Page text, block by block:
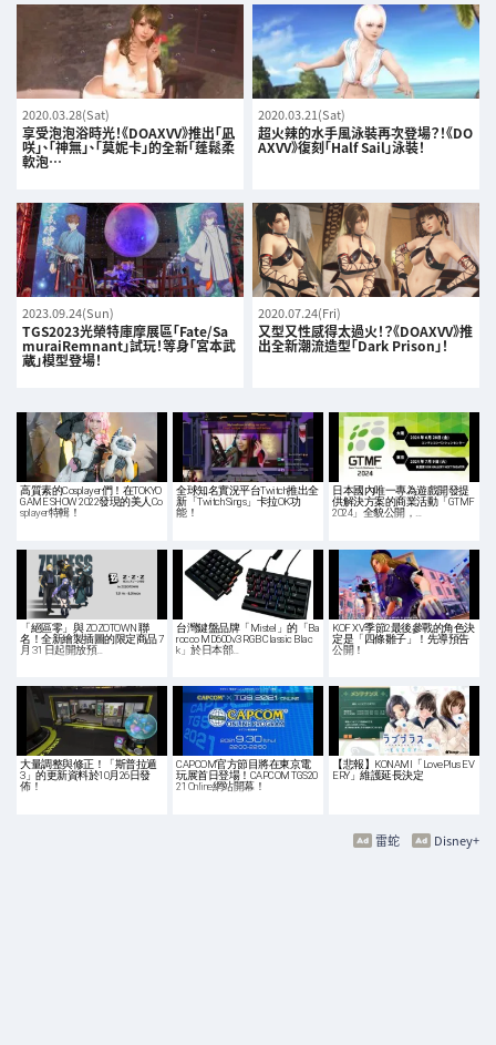
2020.03.28(Sat)
享受泡泡浴時光！《DOAXVV》推出「凪
咲」、「神無」、「莫妮卡」的全新「蓬鬆柔
軟泡…
2020.03.21(Sat)
超火辣的水手風泳裝再次登場？！《DO
AXVV》復刻「Half Sail」泳裝！
2023.09.24(Sun)
TGS2023光榮特庫摩展區「Fate/Sa
muraiRemnant」試玩！等身「宮本武
蔵」模型登場！
2020.07.24(Fri)
又型又性感得太過火！？《DOAXVV》推
出全新潮流造型「Dark Prison」！
高質素的Cosplayer們！在TOKYO
GAME SHOW 2022發現的美人Co
splayer特輯！
全球知名實況平台Twitch推出全
新「Twitch Sings」卡拉OK功
能！
日本國內唯一專為遊戲開發提
供解決方案的商業活動「GTMF
2024」全貌公開，…
「絕區零」與 ZOZOTOWN 聯
名！全新繪製插圖的限定商品 7
月 31 日起開放預…
台灣鍵盤品牌「Mistel」的「Ba
rocco MD600v3 RGB Classic Blac
k」於日本部…
KOF XV季節2最後參戰的角色決
定是「四條雛子」！先導預告
公開！
大量調整與修正！「斯普拉遁
3」的更新資料於10月26日發
佈！
CAPCOM官方節目將在東京電
玩展首日登場！CAPCOM TGS20
21 Online網站開幕！
【悲報】KONAMI「LovePlus EV
ERY」維護延長決定
Disney+
雷蛇